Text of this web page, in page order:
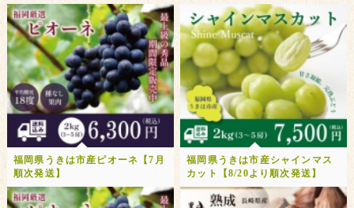
福岡県うきは市産ピオーネ【7月
順次発送】
福岡県うきは市産シャインマス
カット【8/20より順次発送】